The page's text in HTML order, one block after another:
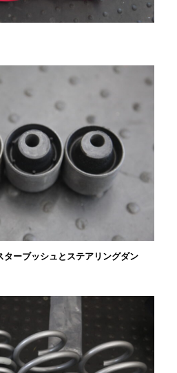
ーブッシュとステアリングダン